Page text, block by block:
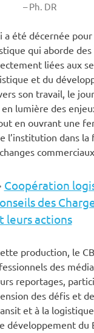
– Ph. DR
été décernée
qui aborde des
liées aux
et du
son travail, le
lumière des
en ouvrant une
l’institution dans la
Coopération
des
leurs actions
production, le
des
reportages,
des défis et
et à la
développement du